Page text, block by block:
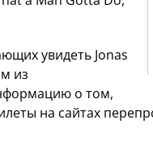
увидеть Jonas
из
о том,
на сайтах